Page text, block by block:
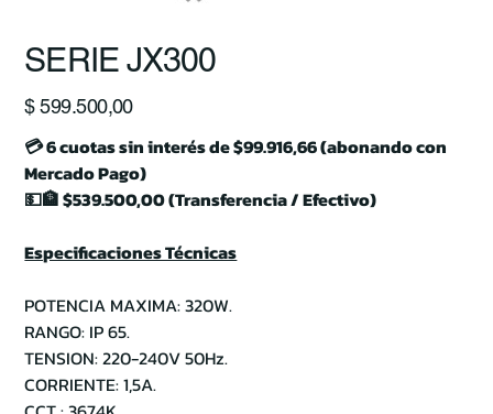
SERIE JX300
Precio
$ 599.500,00
💳 6 cuotas sin interés de $99.916,66 (abonando con
Mercado Pago)
💵🏦 $539.500,00 (Transferencia / Efectivo)
Especificaciones Técnicas
POTENCIA MAXIMA: 320W.
RANGO: IP 65.
TENSION: 220-240V 50Hz.
CORRIENTE: 1,5A.